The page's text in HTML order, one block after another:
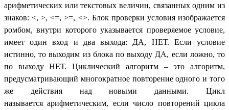
арифметических или текстовых величин, связанных одним из
знаков: <, >, <=, >=, <>. Блок проверки условия изображается
ромбом, внутри которого указывается проверяемое условие,
имеет один вход и два выхода: ДА, НЕТ. Если условие
истинно, то выходим из блока по выходу ДА, если ложно, то
по выходу НЕТ. Циклический алгоритм – это алгоритм,
предусматривающий многократное повторение одного и того
же действия над новыми данными. Цикл
называется арифметическим, если число повторений цикла